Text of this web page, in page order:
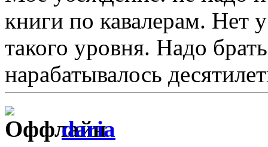
книги по кавалерам. Нет
такого уровня. Надо
нарабатывалось
daria